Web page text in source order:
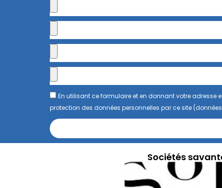
En utilisant ce formulaire et en donnant votre adresse
protection des données personnelles par ce site
Sociétés